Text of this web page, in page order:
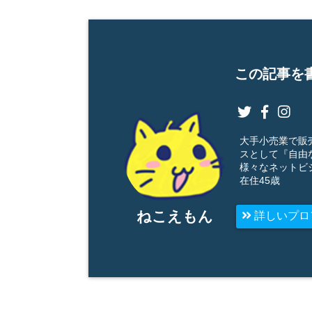
この記事を
ねこえもん
大手小売業で
スとして『自
様々なネットビ
在住45歳
詳しいプ